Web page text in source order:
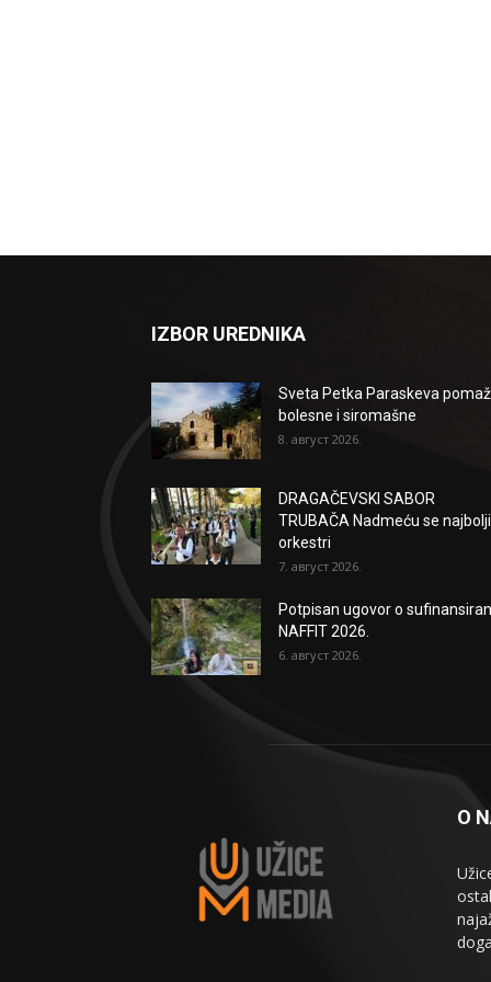
IZBOR UREDNIKA
Sveta Petka Paraskeva
bolesne i siromašne
8. август 2026.
DRAGAČEVSKI SABOR
TRUBAČA Nadmeću se najbolji
orkestri
7. август 2026.
Potpisan ugovor o
NAFFIT 2026.
6. август 2026.
O